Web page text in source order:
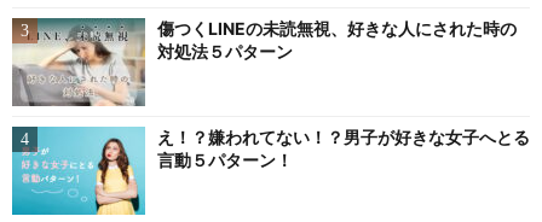
傷つくLINEの未読無視、好きな人にされた時の
対処法５パターン
え！？嫌われてない！？男子が好きな女子へとる
言動５パターン！